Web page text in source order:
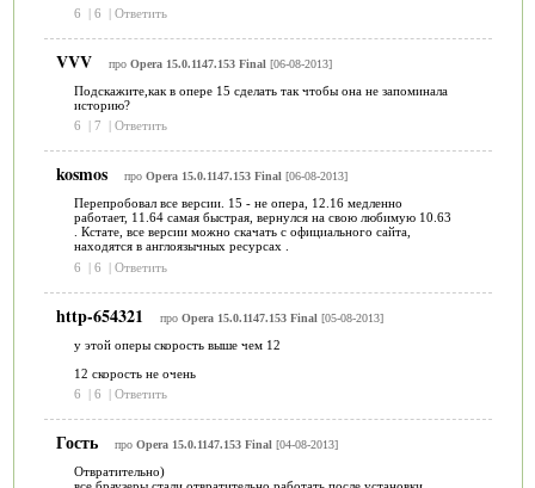
6
| 6 | Ответить
VVV про Opera 15.0.1147.153 Final [06-08-2013]
Подскажите,как в опере 15 сделать так чтобы она не запоминала
историю?
6
| 7 | Ответить
kosmos про Opera 15.0.1147.153 Final [06-08-2013]
Перепробовал все версии. 15 - не опера, 12.16 медленно
работает, 11.64 самая быстрая, вернулся на свою любимую 10.63
. Кстате, все версии можно скачать с официального сайта,
находятся в англоязычных ресурсах .
6
| 6 | Ответить
http-654321 про Opera 15.0.1147.153 Final [05-08-2013]
у этой оперы скорость выше чем 12
12 скорость не очень
6
| 6 | Ответить
Гость про Opera 15.0.1147.153 Final [04-08-2013]
Отвратительно)